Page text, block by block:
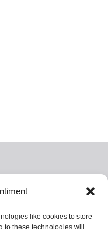
like cookies to store
these technologies will